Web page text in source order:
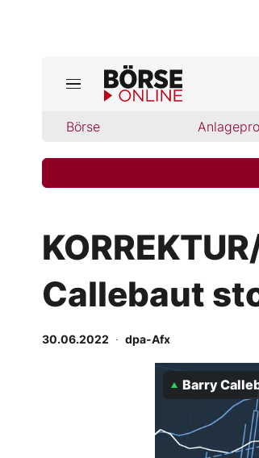
Börse
Börse
Abo & Shop
BO-Musterdepots
Experten
Mein B:O
Mein Konto
Callebaut
30.06.2022 · dpa-Afx
Barry